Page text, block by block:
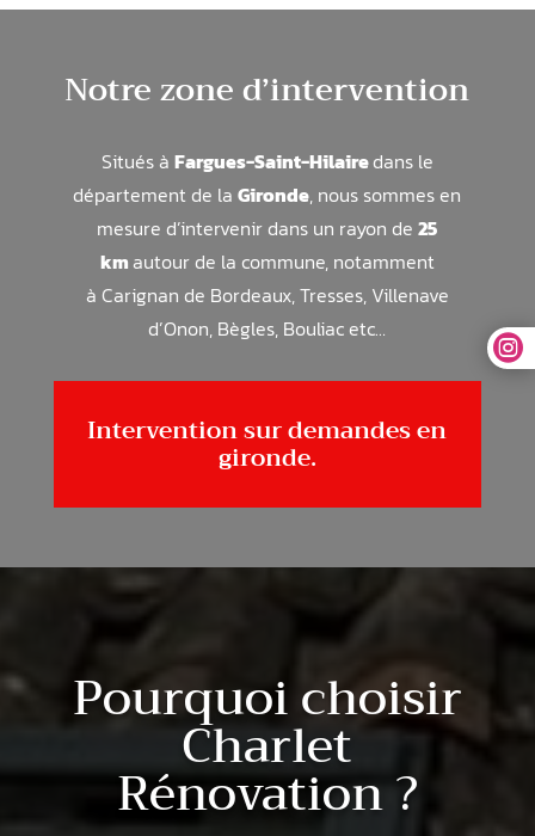
Notre zone d’intervention
Situés à Fargues-Saint-Hilairedans le
département de la Gironde, nous sommes en
mesure d’intervenir dans un rayon de 25
km autour de la commune, notamment
à Carignan de Bordeaux, Tresses, Villenave
d’Onon, Bègles, Bouliac etc…
Intervention sur demandes en
gironde.
Pourquoi choisir
Charlet
Rénovation ?
